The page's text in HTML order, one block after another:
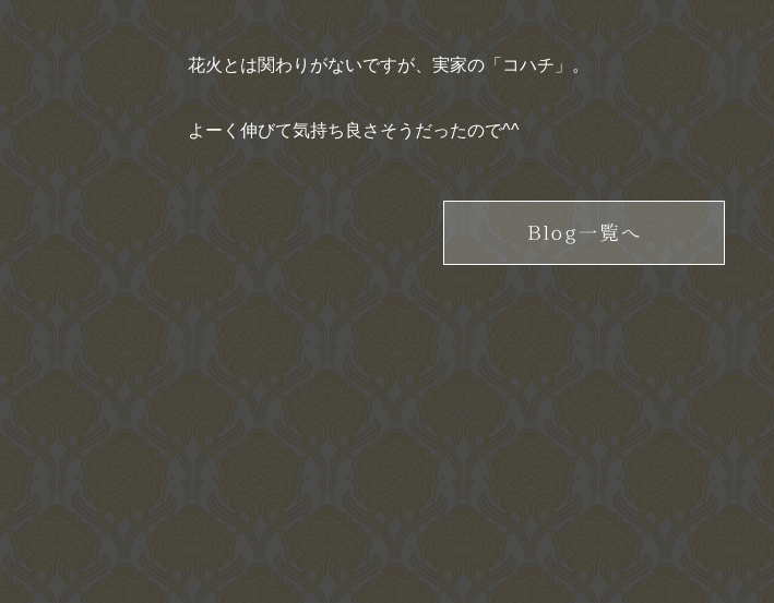
花火とは関わりがないですが、実家の「コハチ」。
よーく伸びて気持ち良さそうだったので^^